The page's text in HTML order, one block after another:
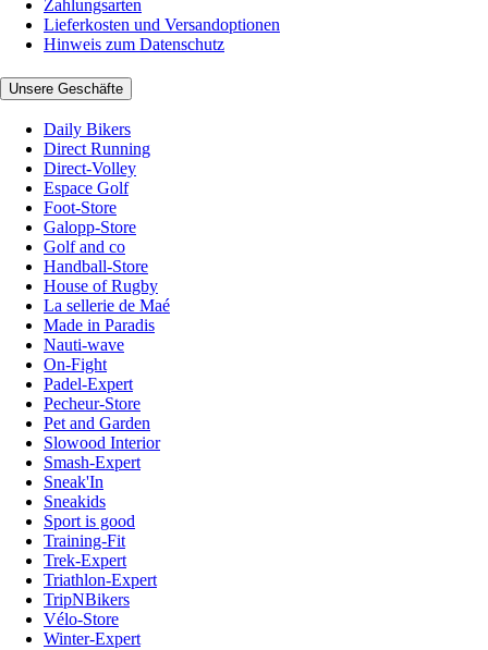
Zahlungsarten
Lieferkosten und Versandoptionen
Hinweis zum Datenschutz
Unsere Geschäfte
Daily Bikers
Direct Running
Direct-Volley
Espace Golf
Foot-Store
Galopp-Store
Golf and co
Handball-Store
House of Rugby
La sellerie de Maé
Made in Paradis
Nauti-wave
On-Fight
Padel-Expert
Pecheur-Store
Pet and Garden
Slowood Interior
Smash-Expert
Sneak'In
Sneakids
Sport is good
Training-Fit
Trek-Expert
Triathlon-Expert
TripNBikers
Vélo-Store
Winter-Expert